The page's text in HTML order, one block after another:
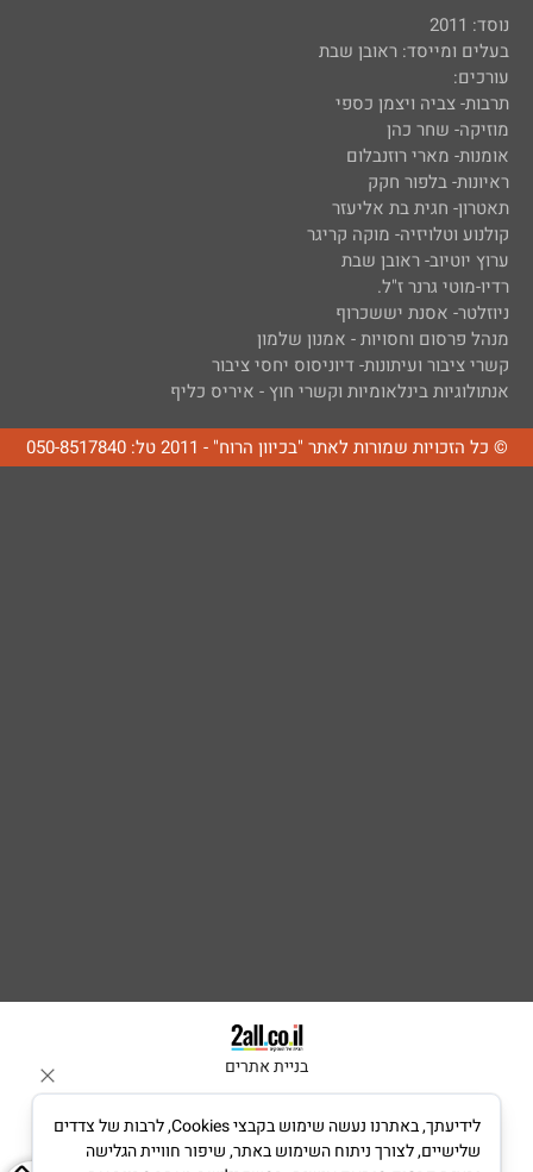
נוסד: 2011
בעלים ומייסד: ראובן שבת
עורכים:
תרבות- צביה ויצמן כספי
מוזיקה- שחר כהן
אומנות- מארי רוזנבלום
ראיונות- בלפור חקק
תאטרון- חגית בת אליעזר
קולנוע וטלויזיה- מוקה קריגר
ערוץ יוטיוב- ראובן שבת
רדיו-מוטי גרנר ז"ל.
ניוזלטר- אסנת יששכרוף
מנהל פרסום וחסויות - אמנון שלמון
קשרי ציבור ועיתונות- דיוניסוס יחסי ציבור
אנתולוגיות בינלאומיות וקשרי חוץ - איריס כליף
© כל הזכויות שמורות לאתר "בכיוון הרוח" - 2011 טל: 050-8517840
בניית אתרים
לידיעתך, באתרנו נעשה שימוש בקבצי Cookies, לרבות של צדדים
שלישיים, לצורך ניתוח השימוש באתר, שיפור חוויית הגלישה